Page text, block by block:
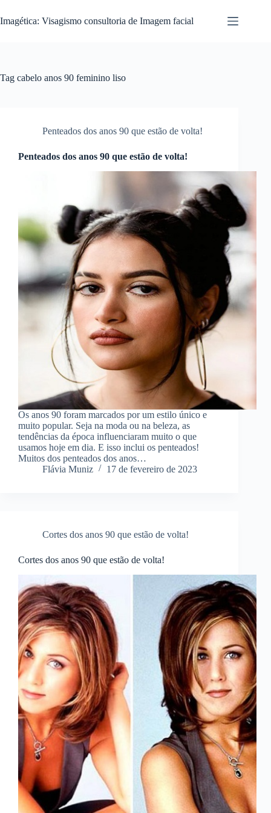
para
o
Imagética: Visagismo consultoria de Imagem facial
Tag cabelo anos 90 feminino liso
Penteados dos anos 90 que estão de volta!
Penteados dos anos 90 que estão de volta!
Os anos 90 foram marcados por um estilo único e
muito popular. Seja na moda ou na beleza, as
tendências da época influenciaram muito o que
usamos hoje em dia. E isso inclui os penteados!
Muitos dos penteados dos anos…
Flávia Muniz
17 de fevereiro de 2023
Cortes dos anos 90 que estão de volta!
Cortes dos anos 90 que estão de volta!